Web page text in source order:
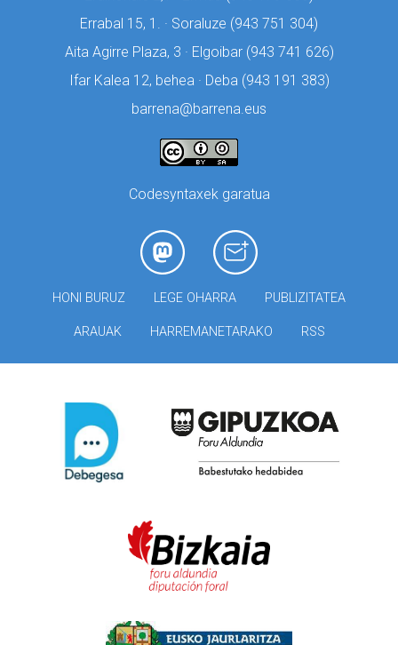
Errabal 15, 1. · Soraluze (943 751 304)
Aita Agirre Plaza, 3 · Elgoibar (943 741 626)
Ifar Kalea 12, behea · Deba (943 191 383)
barrena@barrena.eus
Codesyntaxek garatua
HONI BURUZ LEGE OHARRA PUBLIZITATEA
ARAUAK HARREMANETARAKO RSS